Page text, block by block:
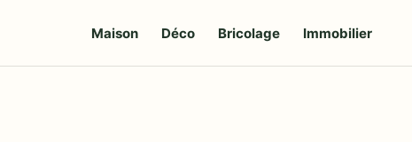
Maison Déco Bricolage Immobilier